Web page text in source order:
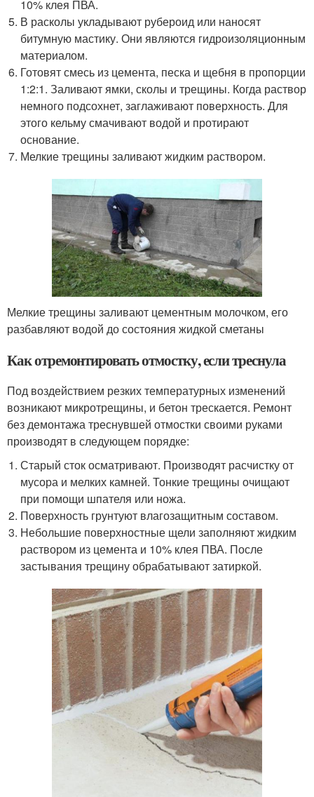
10% клея ПВА.
В расколы укладывают рубероид или наносят
битумную мастику. Они являются гидроизоляционным
материалом.
Готовят смесь из цемента, песка и щебня в пропорции
1:2:1. Заливают ямки, сколы и трещины. Когда раствор
немного подсохнет, заглаживают поверхность. Для
этого кельму смачивают водой и протирают
основание.
Мелкие трещины заливают жидким раствором.
Мелкие трещины заливают цементным молочком, его
разбавляют водой до состояния жидкой сметаны
Как отремонтировать отмостку, если треснула
Под воздействием резких температурных изменений
возникают микротрещины, и бетон трескается. Ремонт
без демонтажа треснувшей отмостки своими руками
производят в следующем порядке:
Старый сток осматривают. Производят расчистку от
мусора и мелких камней. Тонкие трещины очищают
при помощи шпателя или ножа.
Поверхность грунтуют влагозащитным составом.
Небольшие поверхностные щели заполняют жидким
раствором из цемента и 10% клея ПВА. После
застывания трещину обрабатывают затиркой.